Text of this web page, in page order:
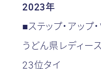
2023年
■ステップ・アップ
うどん県レディース
23位タイ